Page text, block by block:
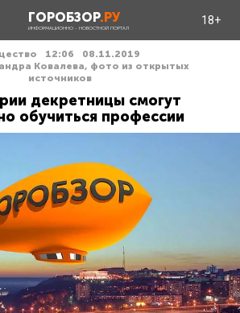
ГОРОБЗОР.РУ
ИНФОРМАЦИОННО - НОВОСТНОЙ ПОРТАЛ
18+
12:06
08.11.2019
Ковалева, фото из открытых
источников
декретницы смогут
обучиться профессии